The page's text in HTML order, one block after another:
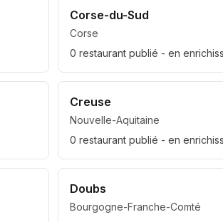
Corse-du-Sud
Corse
0 restaurantpublié - en
Creuse
Nouvelle-Aquitaine
0 restaurantpublié - en
Doubs
Bourgogne-Franche-Comté